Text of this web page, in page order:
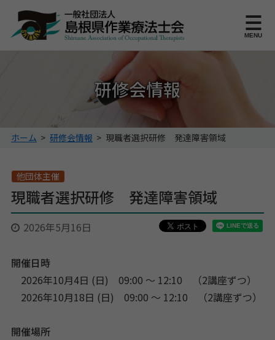
このページの本文へ
MENU
研修会情報
こ
ー
ジ
の
位
置:
ホーム > 研修会情報 > 現職者選択研修 発達障害領域
他団体主催
現職者選択研修 発達障害領域
2026年5月16日
開催日時
2026年10月4日 (日) 09:00 〜 12:10
（2講座ずつ）
2026年10月18日 (日) 09:00 〜 12:10
（2講座ずつ）
開催場所